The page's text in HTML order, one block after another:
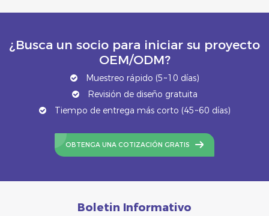
¿Busca un socio para iniciar su proyecto
OEM/ODM?
Muestreo rápido (5~10 días)
Revisión de diseño gratuita
Tiempo de entrega más corto (45~60 días)
OBTENGA UNA COTIZACIÓN GRATIS
Boletin Informativo